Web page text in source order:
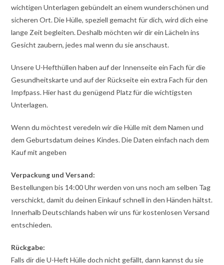
wichtigen Unterlagen gebündelt an einem wunderschönen und
sicheren Ort. Die Hülle, speziell gemacht für dich, wird dich eine
lange Zeit begleiten. Deshalb möchten wir dir ein Lächeln ins
Gesicht zaubern, jedes mal wenn du sie anschaust.
Unsere U-Hefthüllen haben auf der Innenseite ein Fach für die
Gesundheitskarte und auf der Rückseite ein extra Fach für den
Impfpass. Hier hast du genügend Platz für die wichtigsten
Unterlagen.
Wenn du möchtest veredeln wir die Hülle mit dem Namen und
dem Geburtsdatum deines Kindes. Die Daten einfach nach dem
Kauf mit angeben
Verpackung und Versand:
Bestellungen bis 14:00 Uhr werden von uns noch am selben Tag
verschickt, damit du deinen Einkauf schnell in den Händen hältst.
Innerhalb Deutschlands haben wir uns für kostenlosen Versand
entschieden.
Rückgabe:
Falls dir die U-Heft Hülle doch nicht gefällt, dann kannst du sie